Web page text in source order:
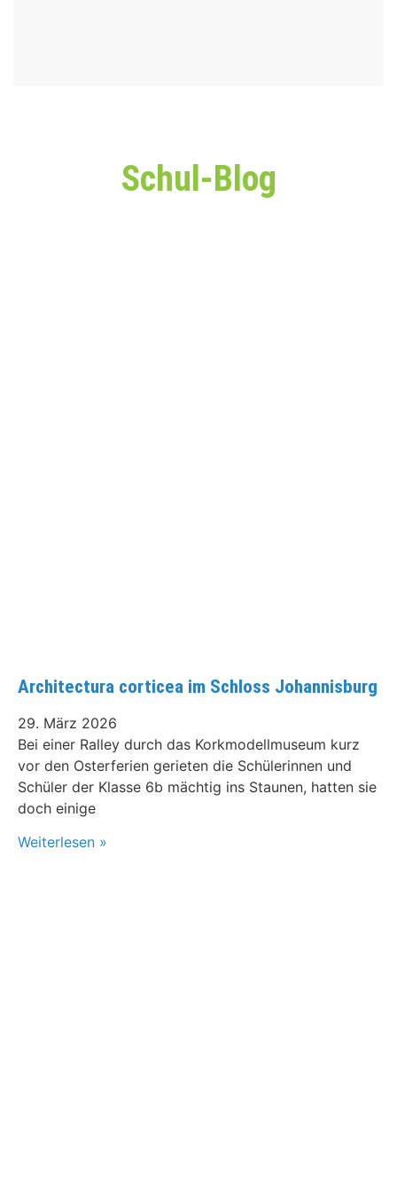
Schul-Blog
Architectura corticea im Schloss Johannisburg
29. März 2026
Bei einer Ralley durch das Korkmodellmuseum kurz
vor den Osterferien gerieten die Schülerinnen und
Schüler der Klasse 6b mächtig ins Staunen, hatten sie
doch einige
Weiterlesen »